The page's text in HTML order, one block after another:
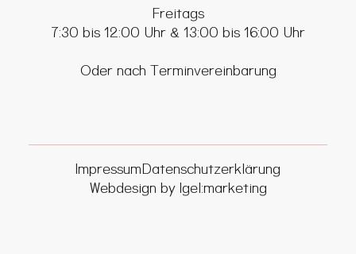
Freitags
7:30 bis 12:00 Uhr & 13:00 bis 16:00 Uhr
Oder nach Terminvereinbarung
ImpressumDatenschutzerklärung
Webdesign by Igel:marketing